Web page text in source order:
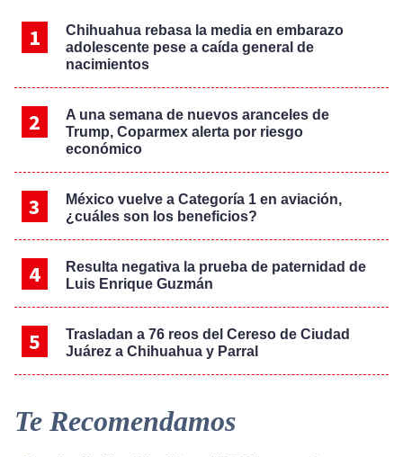
Chihuahua rebasa la media en embarazo
adolescente pese a caída general de
nacimientos
A una semana de nuevos aranceles de
Trump, Coparmex alerta por riesgo
económico
México vuelve a Categoría 1 en aviación,
¿cuáles son los beneficios?
Resulta negativa la prueba de paternidad de
Luis Enrique Guzmán
Trasladan a 76 reos del Cereso de Ciudad
Juárez a Chihuahua y Parral
Te Recomendamos